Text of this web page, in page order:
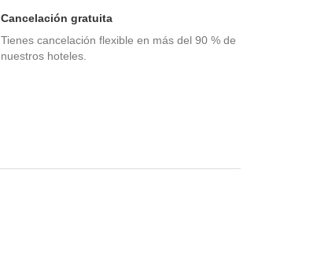
Cancelación gratuita
Tienes cancelación flexible en más del 90 % de
nuestros hoteles.